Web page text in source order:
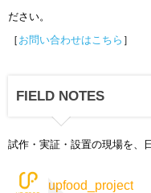
ださい。
［ お問い合わせはこちら ］
FIELD NOTES
試作・実証・設置の現場を、
upfood_project